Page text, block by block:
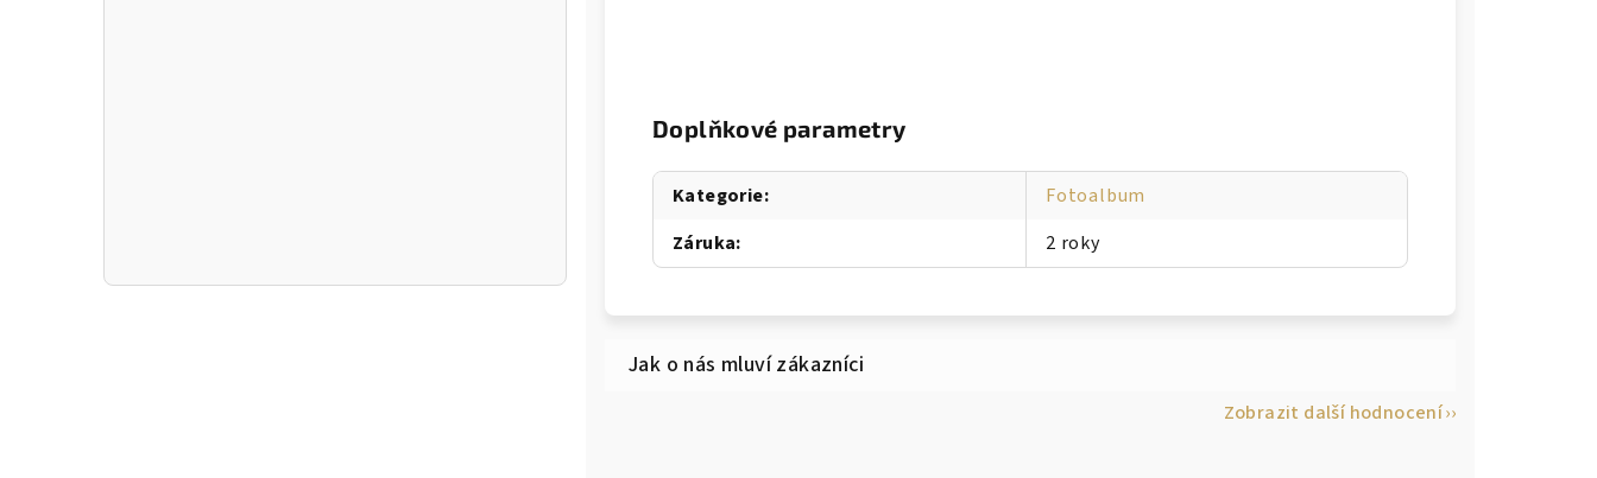
Doplňkové parametry
Kategorie:
Fotoalbum
Záruka: 2 roky
Zobrazit další hodnocení